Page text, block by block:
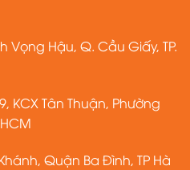
Vọng Hậu, Q. Cầu Giấy, TP.
KCX Tân Thuận, Phường
Quận Ba Đình, TP Hà